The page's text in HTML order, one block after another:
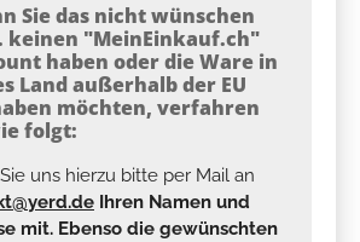
Sie das nicht wünschen
keinen "MeinEinkauf.ch"
haben oder die Ware in
Land außerhalb der EU
möchten, verfahren
folgt:
uns hierzu bitte per Mail an
Ihren Namen und
mit. Ebenso die gewünschten